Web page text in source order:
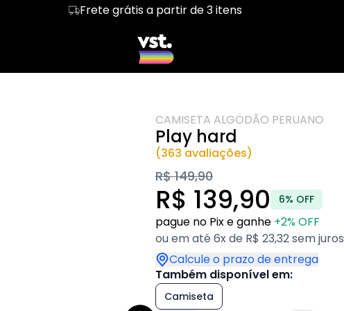
Frete grátis a partir de 3 itens
Regata
Cropped
II LGBT & PAI
DADDY
CAMISETA ALGODÃO PERUANO
Play hard
(363 avaliações)
R$ 149,90
R$ 139,90 6% OFF
pague no Pix e ganhe +2% OFF
ou em até 6x de R$ 23,32 sem juros
Calcule o prazo de entrega
Também disponível em:
Camiseta